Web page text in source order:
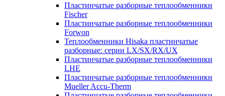
Пластинчатые разборные теплообменники
Fischer
Пластинчатые разборные теплообменники
Forwon
Теплообменники Hisaka пластинчатые
разборные: серии LX/SX/RX/UX
Пластинчатые разборные теплообменники
LHE
Пластинчатые разборные теплообменники
Mueller Accu-Therm